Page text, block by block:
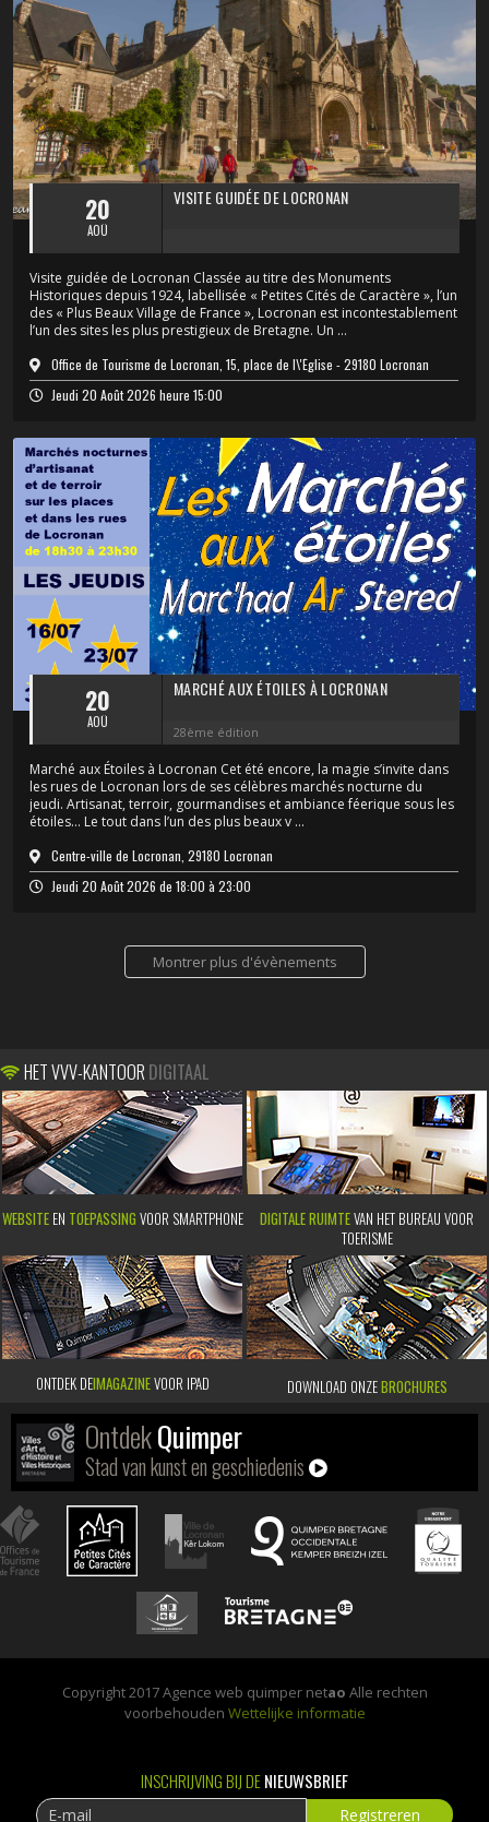
20
AOÛ
VISITE GUIDÉE DE LOCRONAN
Visite guidée de Locronan Classée au titre des Monuments
Historiques depuis 1924, labellisée « Petites Cités de Caractère », l’un
des « Plus Beaux Village de France », Locronan est incontestablement
l’un des sites les plus prestigieux de Bretagne. Un ...
Office de Tourisme de Locronan, 15, place de l\'Église - 29180 Locronan
Jeudi 20 Août 2026 heure 15:00
20
AOÛ
MARCHÉ AUX ÉTOILES À LOCRONAN
28ème édition
Marché aux Étoiles à Locronan Cet été encore, la magie s’invite dans
les rues de Locronan lors de ses célèbres marchés nocturne du
jeudi. Artisanat, terroir, gourmandises et ambiance féerique sous les
étoiles… Le tout dans l’un des plus beaux v ...
Centre-ville de Locronan, 29180 Locronan
Jeudi 20 Août 2026 de 18:00 à 23:00
Montrer plus d'évènements
HET VVV-KANTOOR DIGITAAL
WEBSITEEN TOEPASSING VOOR SMARTPHONE DIGITALE RUIMTEVAN HET BUREAU VOOR
TOERISME
ONTDEK DEIMAGAZINEVOOR IPAD DOWNLOAD ONZEBROCHURES
OntdekQuimper
Stad van kunst en geschiedenis
Copyright 2017 Agence web quimper netao Alle rechten
voorbehouden Wettelijke informatie
INSCHRIJVING BIJ DENIEUWSBRIEF